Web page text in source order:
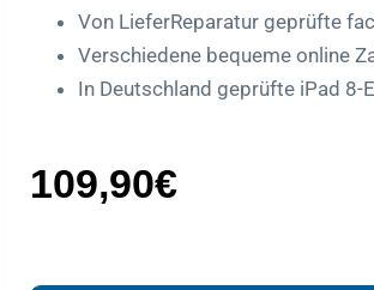
Von LieferReparatur geprüfte
Verschiedene bequeme online
In Deutschland geprüfte iPad 8-
109,90€